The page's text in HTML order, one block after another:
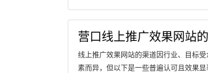
营口线上推广效果网站
线上推广效果网站的渠道因行业、目标
素而异，但以下是一些普遍认可且效果